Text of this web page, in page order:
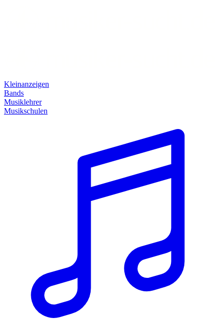
Kleinanzeigen
Bands
Musiklehrer
Musikschulen